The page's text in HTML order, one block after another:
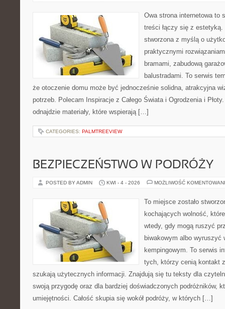
Owa strona internetowa to
treści łączy się z estetyką.
stworzona z myślą o
praktycznymi
bramami, zabudową
balustradami. To serwis
że otoczenie domu może być jednocześnie solidna, atrakcyjna
potrzeb. Polecam Inspiracje z Całego Świata i Ogrodzenia i
odnajdzie materiały, które wspierają […]
CATEGORIES: PALMTREEVIEW
BEZPIECZEŃSTWO W PODRÓŻY
POSTED BY ADMIN KWI - 4 - 2026 MOŻLIWOŚĆ
To miejsce zostało
kochających wolność,
wtedy, gdy mogą ruszyć
biwakowym albo wyruszyć
kempingowym. To serwis
tych, którzy cenią kontakt
szukają użytecznych informacji. Znajdują się tu teksty dla
swoją przygodę oraz dla bardziej doświadczonych podróżników,
umiejętności. Całość skupia się wokół podróży, w których […]